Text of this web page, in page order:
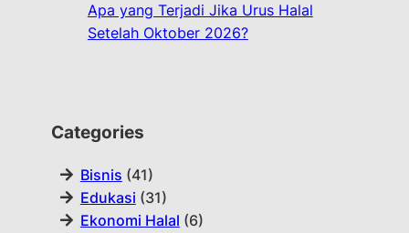
Apa yang Terjadi Jika Urus Halal
Setelah Oktober 2026?
Categories
Bisnis (41)
Edukasi (31)
Ekonomi Halal (6)